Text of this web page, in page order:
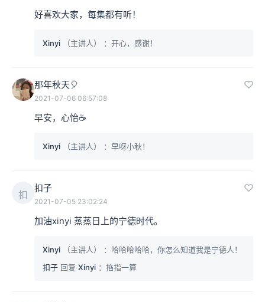
好喜欢大家，每集都有听！
Xinyi （主讲人） ：开心，感谢！
那年秋天🎈
2021-07-06 06:57:08
早安，心怡☕️
Xinyi （主讲人） ：早呀小秋！
扣
扣子
2021-07-05 23:02:24
加油xinyi 蒸蒸日上的宁德时代。
Xinyi （主讲人）
：哈哈哈哈哈，你怎么知道我是宁德人！
扣子 回复 Xinyi ：掐指一算